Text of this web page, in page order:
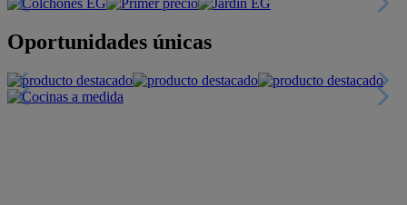
Oportunidades únicas